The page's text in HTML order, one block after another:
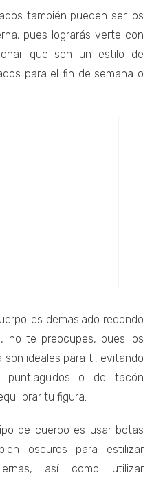
también pueden ser los
pues lograrás verte con
que son un estilo de
para el fin de semana o
es demasiado redondo
no te preocupes, pues los
ideales para ti, evitando
puntiagudos o de tacón
tu figura.
de cuerpo es usar botas
oscuros para estilizar
así como utilizar